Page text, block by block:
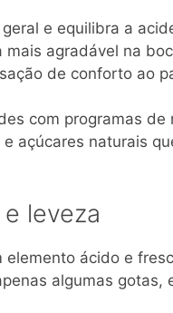
e equilibra a
mais agradável na
de conforto ao
com programas
açúcares naturais
leveza
elemento ácido e
algumas gotas,